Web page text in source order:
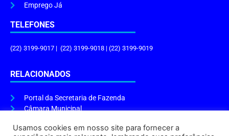
Emprego Já
TELEFONES
(22) 3199-9017 | (22) 3199-9018 | (22) 3199-9019
RELACIONADOS
Portal da Secretaria de Fazenda
Câmara Municipal
Usamos cookies em nosso site para fornecer a